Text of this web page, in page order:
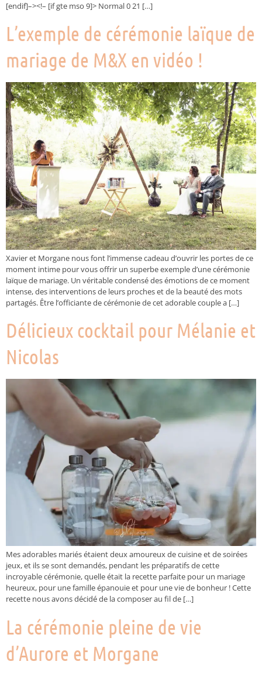
[endif]–><!– [if gte mso 9]> Normal 0 21 […]
L’exemple de cérémonie laïque de
mariage de M&X en vidéo !
Xavier et Morgane nous font l’immense cadeau d’ouvrir les portes de ce
moment intime pour vous offrir un superbe exemple d’une cérémonie
laïque de mariage. Un véritable condensé des émotions de ce moment
intense, des interventions de leurs proches et de la beauté des mots
partagés. Être l’officiante de cérémonie de cet adorable couple a […]
Délicieux cocktail pour Mélanie et
Nicolas
Mes adorables mariés étaient deux amoureux de cuisine et de soirées
jeux, et ils se sont demandés, pendant les préparatifs de cette
incroyable cérémonie, quelle était la recette parfaite pour un mariage
heureux, pour une famille épanouie et pour une vie de bonheur ! Cette
recette nous avons décidé de la composer au fil de […]
La cérémonie pleine de vie
d’Aurore et Morgane